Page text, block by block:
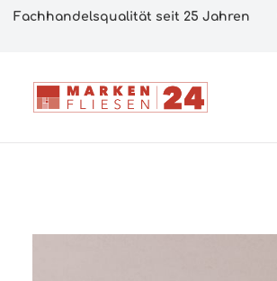
Fachhandelsqualität seit 25 Jahren